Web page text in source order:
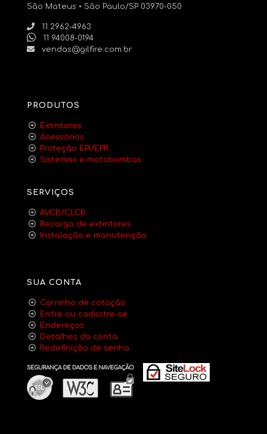
São Mateus • São Paulo/SP 03970-050
11 2962-4963
11 94008-0194
vendas@gilfire.com.br
PRODUTOS
Extintores
Acessórios
Proteção EPI/EPR
Sistemas e motobombas
SERVIÇOS
AVCB/CLCB
Recarga de extintores
Instalação e manutenção
SUA CONTA
Carrinho de cotação
Entre ou cadastre-se
Endereços
Detalhes da conta
Redefinição de senha